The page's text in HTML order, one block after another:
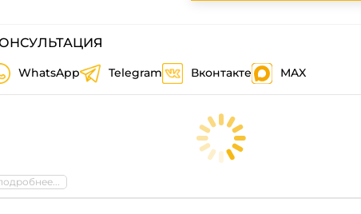
WhatsApp Telegram Вконтакте MAX